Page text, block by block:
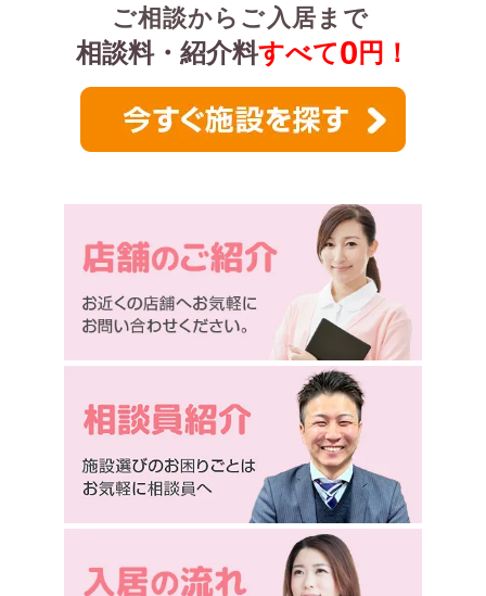
ご相談からご入居まで
相談料・紹介料すべて0 円！